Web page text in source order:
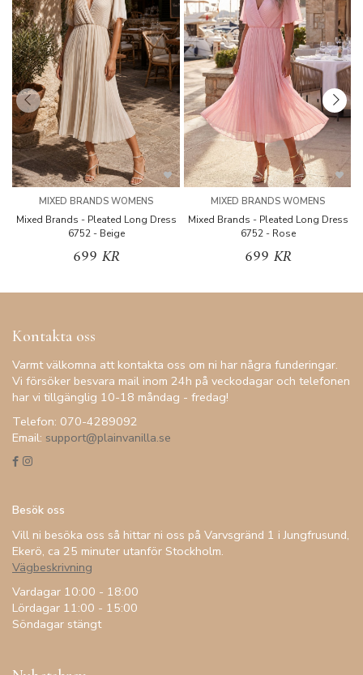
MIXED BRANDS WOMENS
Mixed Brands - Pleated Long Dress
6752 - Beige
699 KR
MIXED BRANDS WOMENS
Mixed Brands - Pleated Long Dress
6752 - Rose
699 KR
Kontakta oss
Varmt välkomna att kontakta oss om ni har några funderingar.
Vi försöker besvara mail inom 24h på veckodagar och telefonen
har vi tillgänglig 10-18 måndag - fredag!
Telefon: 070-4289092
Email: support@plainvanilla.se
Besök oss
Vill ni besöka oss så hittar ni oss på Varvsgränd 1 i Jungfrusund,
Ekerö, ca 25 minuter utanför Stockholm.
Vägbeskrivning
Vardagar 10:00 - 18:00
Lördagar 11:00 - 15:00
Söndagar stängt